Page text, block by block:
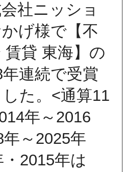
社ニッショ
げ様で【不
賃貸 東海】の
連続で受賞
た。<通算11
年～2016
～2025年
・2015年は